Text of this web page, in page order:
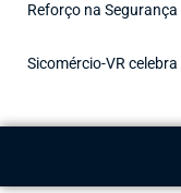
Reforço na
Sicomércio-VR